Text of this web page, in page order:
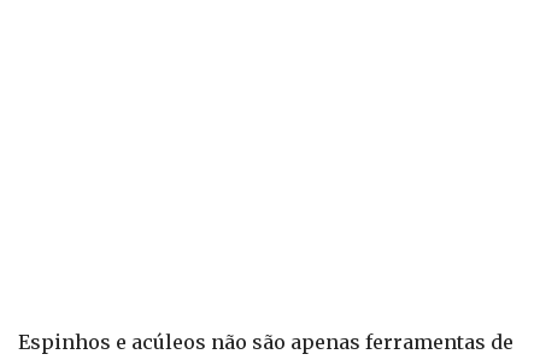
Espinhos e acúleos não são apenas ferramentas de